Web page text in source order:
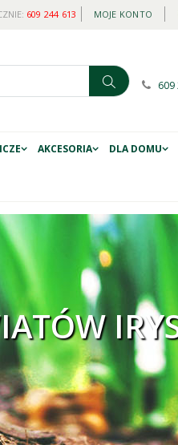
MOJE KONTO
609 244 613
609
AKCESORIA DLA DOMU